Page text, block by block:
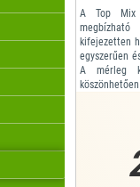
A Top Mix
kifejezetten
egyszerűen
A mérleg